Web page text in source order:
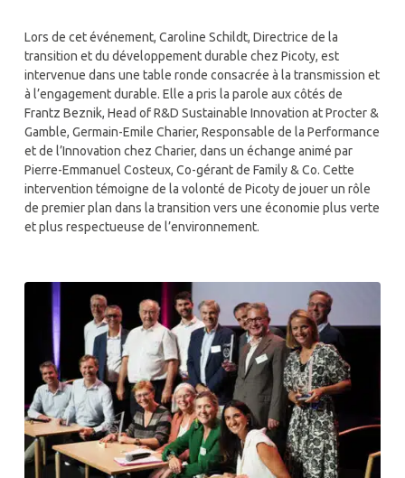
Lors de cet événement, Caroline Schildt, Directrice de la
transition et du développement durable chez Picoty, est
intervenue dans une table ronde consacrée à la transmission et
à l’engagement durable. Elle a pris la parole aux côtés de
Frantz Beznik, Head of R&D Sustainable Innovation at Procter &
Gamble, Germain-Emile Charier, Responsable de la Performance
et de l’Innovation chez Charier, dans un échange animé par
Pierre-Emmanuel Costeux, Co-gérant de Family & Co. Cette
intervention témoigne de la volonté de Picoty de jouer un rôle
de premier plan dans la transition vers une économie plus verte
et plus respectueuse de l’environnement.